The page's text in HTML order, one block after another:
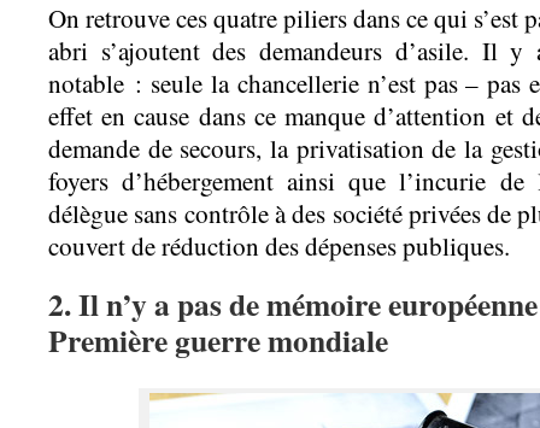
On retrouve ces quatre piliers dans ce qui s’est
abri s’ajoutent des demandeurs d’asile. Il
notable : seule la chancellerie n’est pas – pas
effet en cause dans ce manque d’attention et
demande de secours, la privatisation de la
foyers d’hébergement ainsi que l’incurie
délègue sans contrôle à des société privées de
couvert de réduction des dépenses publiques.
2. Il n’y a pas de mémoire
Première guerre mondiale